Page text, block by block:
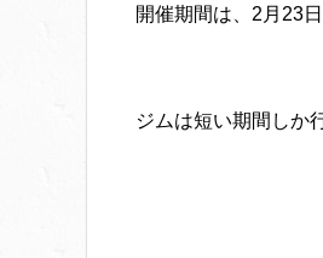
開催期間は、2月23
ジムは短い期間しか